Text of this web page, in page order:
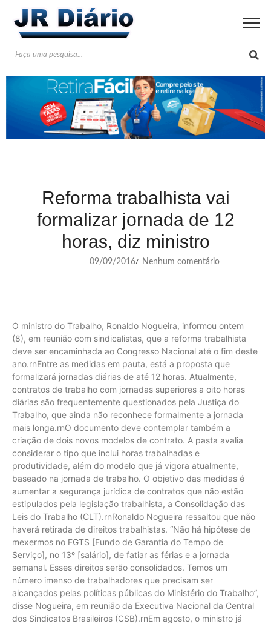
Reforma trabalhista vai
formalizar jornada de 12
horas, diz ministro
09/09/2016/ Nenhum comentário
O ministro do Trabalho, Ronaldo Nogueira, informou ontem
(8), em reunião com sindicalistas, que a reforma trabalhista
deve ser encaminhada ao Congresso Nacional até o fim deste
ano.rnEntre as medidas em pauta, está a proposta que
formalizará jornadas diárias de até 12 horas. Atualmente,
contratos de trabalho com jornadas superiores a oito horas
diárias são frequentemente questionados pela Justiça do
Trabalho, que ainda não reconhece formalmente a jornada
mais longa.rnO documento deve contemplar também a
criação de dois novos modelos de contrato. A pasta avalia
considerar o tipo que inclui horas trabalhadas e
produtividade, além do modelo que já vigora atualmente,
baseado na jornada de trabalho. O objetivo das medidas é
aumentar a segurança jurídica de contratos que não estão
estipulados pela legislação trabalhista, a Consolidação das
Leis do Trabalho (CLT).rnRonaldo Nogueira ressaltou que não
haverá retirada de direitos trabalhistas. “Não há hipótese de
mexermos no FGTS [Fundo de Garantia do Tempo de
Serviço], no 13º [salário], de fatiar as férias e a jornada
semanal. Esses direitos serão consolidados. Temos um
número imenso de trabalhadores que precisam ser
alcançados pelas políticas públicas do Ministério do Trabalho”,
disse Nogueira, em reunião da Executiva Nacional da Central
dos Sindicatos Brasileiros (CSB).rnEm agosto, o ministro já